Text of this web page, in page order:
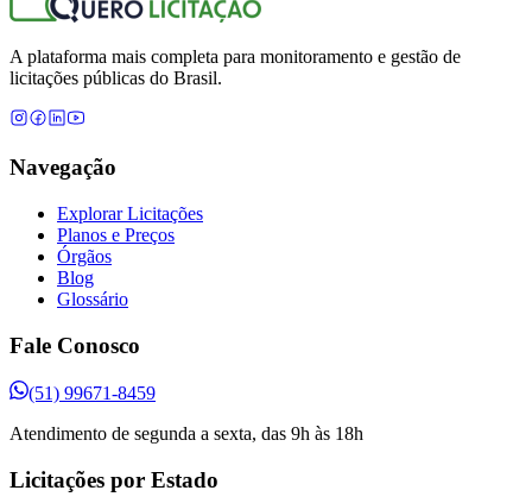
A plataforma mais completa para monitoramento e gestão de
licitações públicas do Brasil.
Navegação
Explorar Licitações
Planos e Preços
Órgãos
Blog
Glossário
Fale Conosco
(51) 99671-8459
Atendimento de segunda a sexta, das 9h às 18h
Licitações por Estado